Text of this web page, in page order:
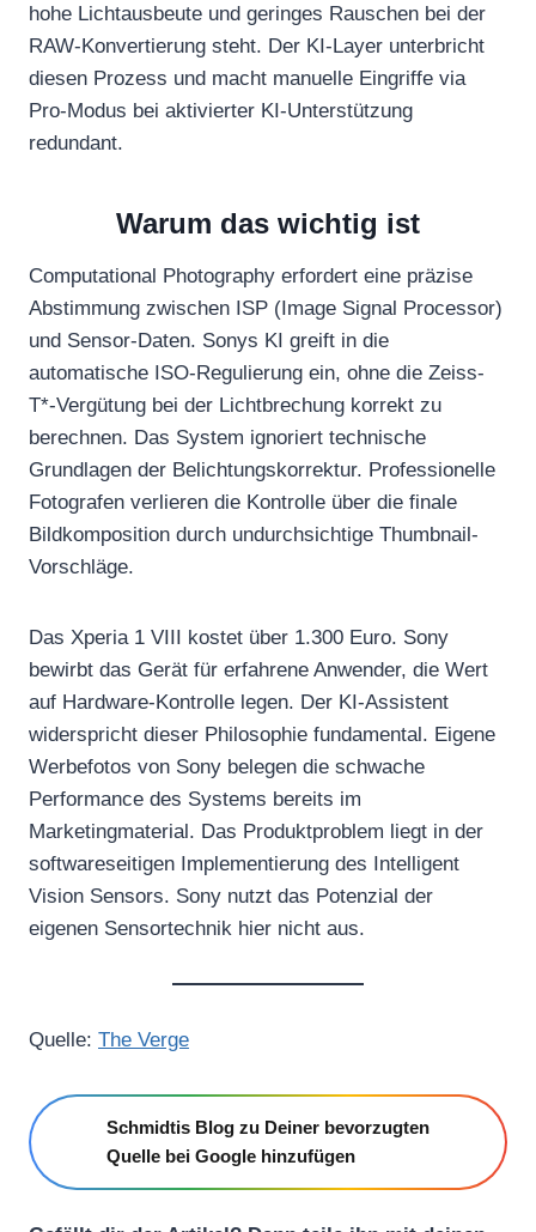
hohe Lichtausbeute und geringes Rauschen bei der
RAW-Konvertierung steht. Der KI-Layer unterbricht
diesen Prozess und macht manuelle Eingriffe via
Pro-Modus bei aktivierter KI-Unterstützung
redundant.
Warum das wichtig ist
Computational Photography erfordert eine präzise
Abstimmung zwischen ISP (Image Signal Processor)
und Sensor-Daten. Sonys KI greift in die
automatische ISO-Regulierung ein, ohne die Zeiss-
T*-Vergütung bei der Lichtbrechung korrekt zu
berechnen. Das System ignoriert technische
Grundlagen der Belichtungskorrektur. Professionelle
Fotografen verlieren die Kontrolle über die finale
Bildkomposition durch undurchsichtige Thumbnail-
Vorschläge.
Das Xperia 1 VIII kostet über 1.300 Euro. Sony
bewirbt das Gerät für erfahrene Anwender, die Wert
auf Hardware-Kontrolle legen. Der KI-Assistent
widerspricht dieser Philosophie fundamental. Eigene
Werbefotos von Sony belegen die schwache
Performance des Systems bereits im
Marketingmaterial. Das Produktproblem liegt in der
softwareseitigen Implementierung des Intelligent
Vision Sensors. Sony nutzt das Potenzial der
eigenen Sensortechnik hier nicht aus.
Quelle: The Verge
Schmidtis Blog zu Deiner bevorzugten
Quelle bei Google hinzufügen